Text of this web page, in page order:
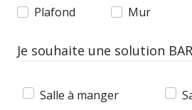
Plafond Mur
Je souhaite une solution
Salle à manger